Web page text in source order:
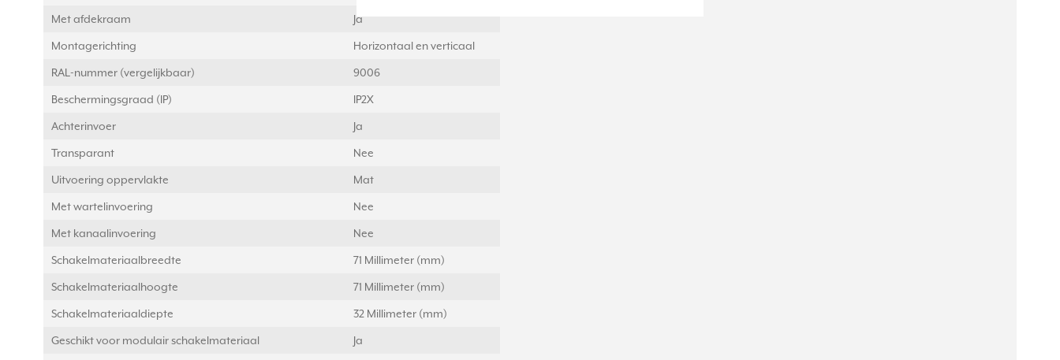
Met afdekraam Ja
Montagerichting Horizontaal en verticaal
RAL-nummer (vergelijkbaar) 9006
Beschermingsgraad (IP) IP2X
Achterinvoer Ja
Transparant Nee
Uitvoering oppervlakte Mat
Met wartelinvoering Nee
Met kanaalinvoering Nee
Schakelmateriaalbreedte 71 Millimeter (mm)
Schakelmateriaalhoogte 71 Millimeter (mm)
Schakelmateriaaldiepte 32 Millimeter (mm)
Geschikt voor modulair schakelmateriaal Ja